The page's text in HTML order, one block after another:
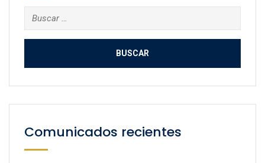
Buscar:
Comunicados recientes